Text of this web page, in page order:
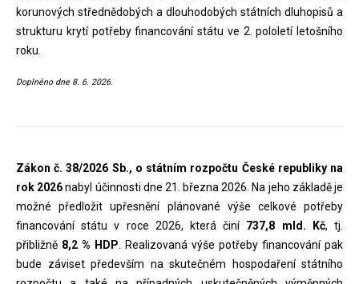
korunových střednědobých a dlouhodobých státních dluhopisů a
strukturu krytí potřeby financování státu ve 2. pololetí letošního
roku.
Doplněno dne 8. 6. 2026.
Zákon č. 38/2026 Sb., o státním rozpočtu České republiky na
rok 2026nabyl účinnosti dne 21. března 2026. Na jeho základě je
možné předložit upřesnění plánované výše celkové potřeby
financování státu v roce 2026, která činí 737,8 mld. Kč, tj.
přibližně 8,2 % HDP. Realizovaná výše potřeby financování pak
bude záviset především na skutečném hospodaření státního